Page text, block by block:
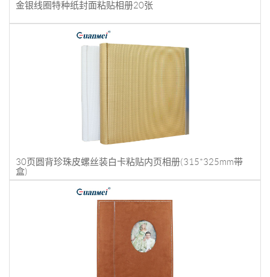
金银线圈特种纸封面粘贴相册20张
30页圆背珍珠皮螺丝装白卡粘贴内页相册(315*325mm带
盒)